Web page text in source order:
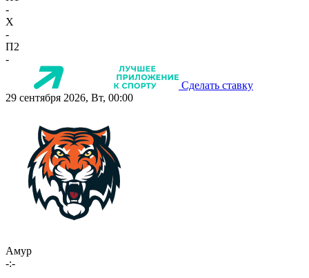
-
X
-
П2
-
Сделать ставку
29 сентября 2026, Вт, 00:00
Амур
-:-